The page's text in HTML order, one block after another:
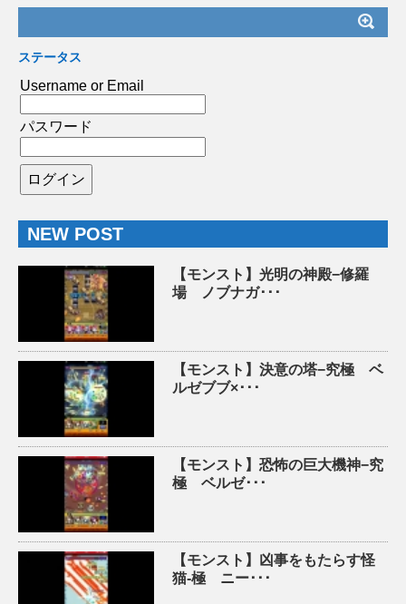
ステータス
Username or Email
パスワード
NEW POST
【モンスト】光明の神殿−修羅
場 ノブナガ･･･
【モンスト】決意の塔−究極 ベ
ルゼブブ×･･･
【モンスト】恐怖の巨大機神−究
極 ベルゼ･･･
【モンスト】凶事をもたらす怪
猫-極 ニー･･･